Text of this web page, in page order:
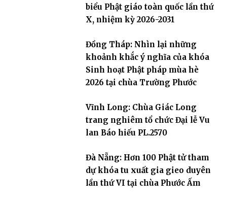
biểu Phật giáo toàn quốc lần thứ
X, nhiệm kỳ 2026-2031
Đồng Tháp: Nhìn lại những
khoảnh khắc ý nghĩa của khóa
Sinh hoạt Phật pháp mùa hè
2026 tại chùa Trường Phước
Vĩnh Long: Chùa Giác Long
trang nghiêm tổ chức Đại lễ Vu
lan Báo hiếu PL.2570
Đà Nẵng: Hơn 100 Phật tử tham
dự khóa tu xuất gia gieo duyên
lần thứ VI tại chùa Phước Ấm